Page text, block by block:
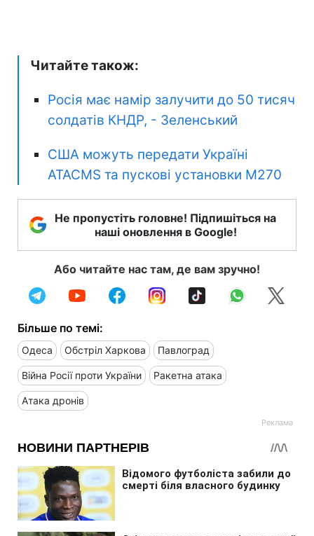
Читайте також:
Росія має намір залучити до 50 тисяч
солдатів КНДР, - Зеленський
США можуть передати Україні
ATACMS та пускові установки M270
Не пропустіть головне! Підпишіться на
наші оновлення в Google!
Або читайте нас там, де вам зручно!
Більше по темі:
Одеса Обстріл Харкова Павлоград
Війна Росії проти України Ракетна атака
Атака дронів